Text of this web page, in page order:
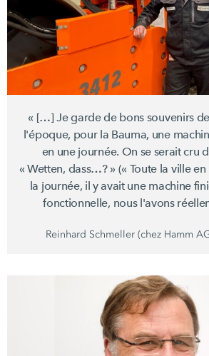
« […] Je garde de bons souvenirs de
l'époque, pour la Bauma, une
en une journée. On se serait cru
« Wetten, dass…? » (« Toute la ville en
la journée, il y avait une machine
fonctionnelle, nous l'avons
Reinhard Schmeller (chez Hamm